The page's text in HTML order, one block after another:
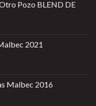
Pozo BLEND DE
2021
Malbec 2016